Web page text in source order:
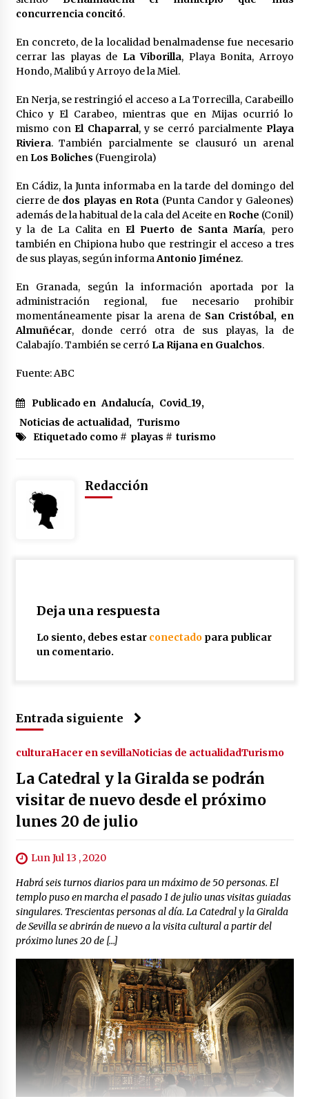
Sevilla 2022: del jueves 28 de abril al 8 de mayo
26 de abril de 2022
El cultivo casero de marihuana deja sin luz dos
meses a 256 familias en Sevilla
22 de abril de 2022
La Feria de Abril de Sevilla será un 25% más
18 de abril de 2022
concurrencia concitó.
En concreto, de la localidad benalmadense fue necesario
cerrar las playas de La Viborilla, Playa Bonita, Arroyo
Hondo, Malibú y Arroyo de la Miel.
En Nerja, se restringió el acceso a La Torrecilla, Carabeillo
Chico y El Carabeo, mientras que en Mijas ocurrió lo
mismo conEl Chaparral, y se cerró parcialmente Playa
Riviera. También parcialmente se clausuró un arenal
en Los Boliches (Fuengirola)
En Cádiz, la Junta informaba en la tarde del domingo del
cierre de dos playas en Rota (Punta Candor y Galeones)
además de la habitual de la cala del Aceite en Roche (Conil)
y la de La Calita enEl Puerto de Santa María, pero
también en Chipiona hubo que restringir el acceso a tres
de sus playas, según informaAntonio Jiménez.
En Granada, según la información aportada por la
administración regional, fue necesario prohibir
momentáneamente pisar la arena de San Cristóbal, en
Almuñécar, donde cerró otra de sus playas, la de
Calabajío. También se cerró La Rijana en Gualchos.
Fuente: ABC
Publicado en Andalucía, Covid_19,
Noticias de actualidad, Turismo
Etiquetado como # playas # turismo
Redacción
Deja una respuesta
Lo siento, debes estar conectadopara publicar
un comentario.
Entrada siguiente
culturaHacer en sevillaNoticias de actualidadTurismo
La Catedral y la Giralda se podrán
visitar de nuevo desde el próximo
lunes 20 de julio
Lun Jul 13 , 2020
Habrá seis turnos diarios para un máximo de 50 personas. El
templo puso en marcha el pasado 1 de julio unas visitas guiadas
singulares. Trescientas personas al día. La Catedral y la Giralda
de Sevilla se abrirán de nuevo a la visita cultural a partir del
próximo lunes 20 de […]